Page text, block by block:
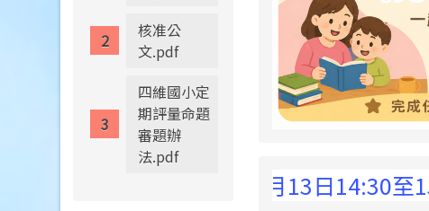
8月13日14:30至15:00防空
核准公
文.pdf
四維國小定
期評量命題
審題辦
法.pdf